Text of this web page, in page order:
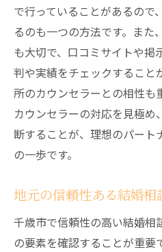
フィードバックを
継続的な努力と諦
結婚相談所を賢く利用
せる方法
相談所とのコミュ
る方法
婚活イベントの有
利用後のフォロー
ネットワークを広
で行っていることがあるので
るのも一つの方法です。また
も大切で、口コミサイトや掲
判や実績をチェックすること
所のカウンセラーとの相性も
カウンセラーの対応を見極
断することが、理想のパート
の一歩です。
地元の信頼性ある結婚相
千歳市で信頼性の高い結婚相
の要素を確認することが重要